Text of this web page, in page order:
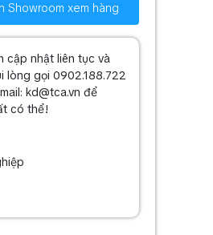
Showroom xem hàng
cập nhật liên tục và
lòng gọi 0902.188.722
kd@tca.vn để
có thể!